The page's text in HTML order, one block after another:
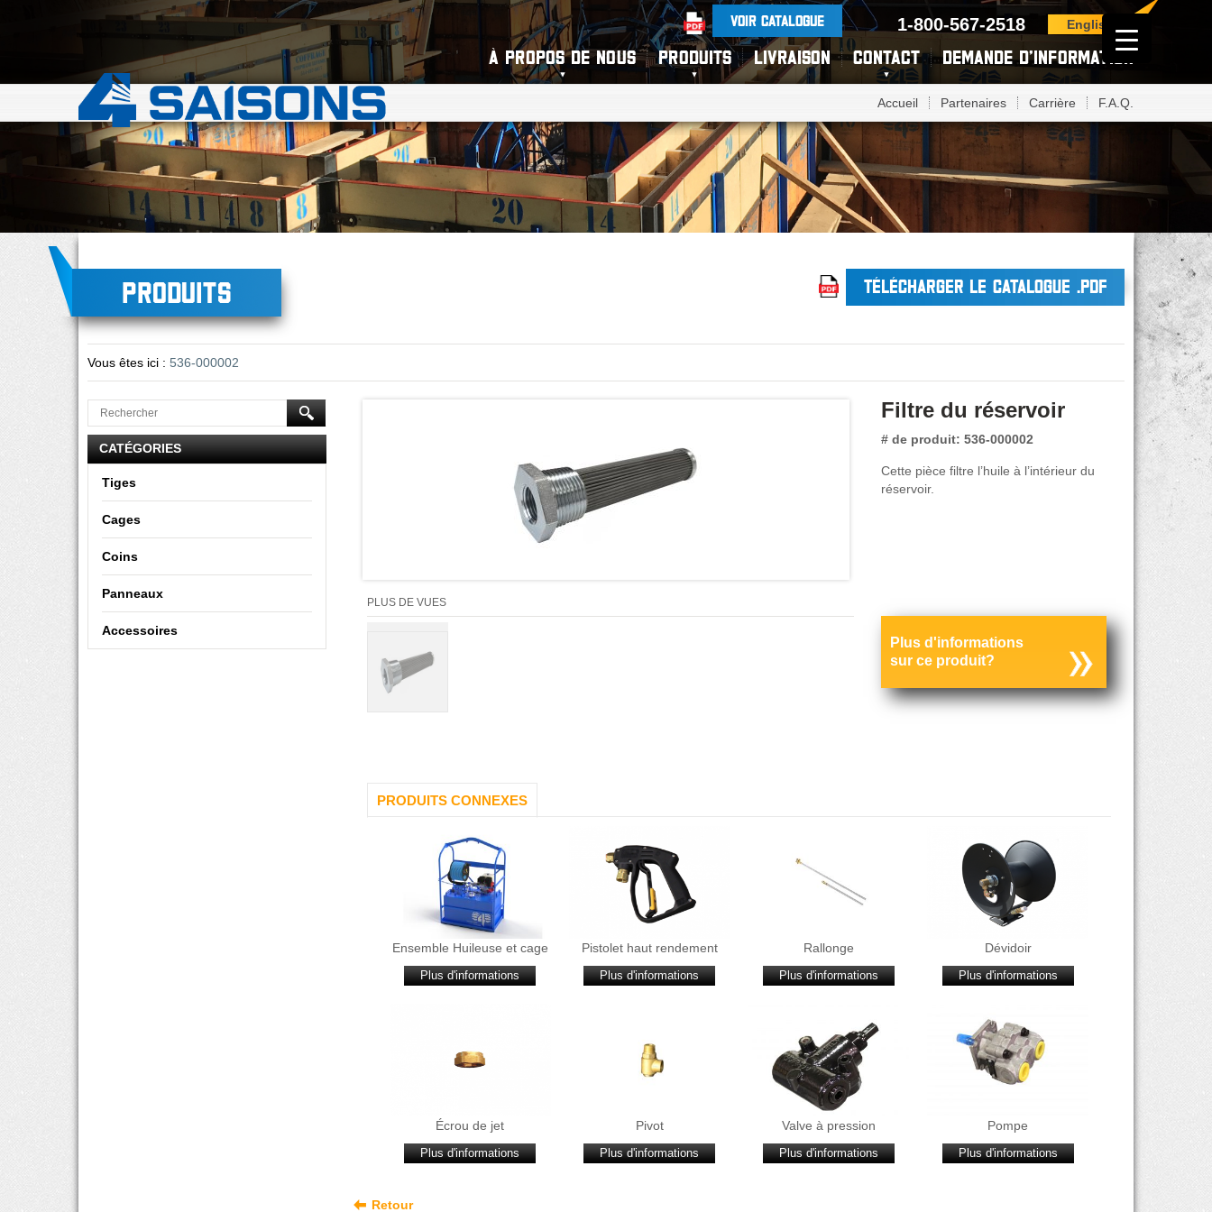
VOIR CATALOGUE 1-800-567-2518 English
À PROPOS DE NOUS PRODUITS LIVRAISON CONTACT DEMANDE D’INFORMATION
Accueil Partenaires Carrière F.A.Q.
Produits TÉLÉCHARGER LE CATALOGUE .PDF
Vous êtes ici : 536-000002
Filtre du réservoir
# de produit: 536-000002
Cette pièce filtre l’huile à l’intérieur du
réservoir.
PLUS DE VUES
Plus d'informations
sur ce produit?
PRODUITS CONNEXES
Ensemble Huileuse et cage
Plus d'informations
Pistolet haut rendement
Plus d'informations
Rallonge
Plus d'informations
Dévidoir
Plus d'informations
Écrou de jet
Plus d'informations
Pivot
Plus d'informations
Valve à pression
Plus d'informations
Pompe
Plus d'informations
Retour
CATÉGORIES
Tiges
Cages
Coins
Panneaux
Accessoires